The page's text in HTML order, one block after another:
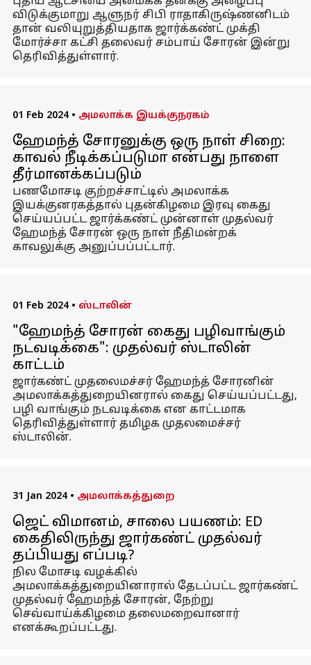
விடுக்குமாறு ஆளுநர் சிபி ராதாகிருஷ்ணனிடம்
தான் வலியுறுத்தியதாக ஜார்க்கண்ட் முக்தி
மோர்ச்சா கட்சி தலைவர் சம்பாய் சோரன் இன்று
தெரிவித்துள்ளார்.
01 Feb 2024 • அமலாக்க இயக்குநரகம்
ஹேமந்த் சோரனுக்கு ஒரு நாள் சிறை:
காவல் நீடிக்கப்படுமா என்பது நாளை
தீர்மானக்கப்படும்
பணமோசடி குற்றச்சாட்டில் அமலாக்க
இயக்குனரகத்தால் புதன்கிழமை இரவு கைது
செய்யப்பட்ட ஜார்க்கண்ட் முன்னாள் முதல்வர்
ஹேமந்த் சோரன் ஒரு நாள் நீதிமன்றக்
காவலுக்கு அனுப்பப்பட்டார்.
01 Feb 2024 • ஸ்டாலின்
"ஹேமந்த் சோரன் கைது பழிவாங்கும்
நடவடிக்கை": முதல்வர் ஸ்டாலின்
காட்டம்
ஜார்கண்ட் முதலைமச்சர் ஹேமந்த் சோரனின்
அமலாக்கத்துறையினரால் கைது செய்யப்பட்டது,
பழி வாங்கும் நடவடிக்கை என காட்டமாக
தெரிவித்துள்ளார் தமிழக முதலமைச்சர்
ஸ்டாலின்.
31 Jan 2024 • அமலாக்கத்துறை
ஜெட் விமானம், சாலை பயணம்: ED
கைதிலிருந்து ஜார்கண்ட் முதல்வர்
தப்பியது எப்படி?
நில மோசடி வழக்கில்
அமலாக்கத்துறையினாரால் தேடப்பட்ட ஜார்கண்ட்
முதல்வர் ஹேமந்த் சோரன், நேற்று
செவ்வாய்க்கிழமை தலைமறைவானார்
எனக்கூறப்பட்டது.